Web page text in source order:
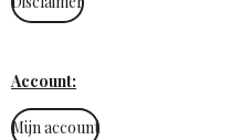
Account:
Mijn account